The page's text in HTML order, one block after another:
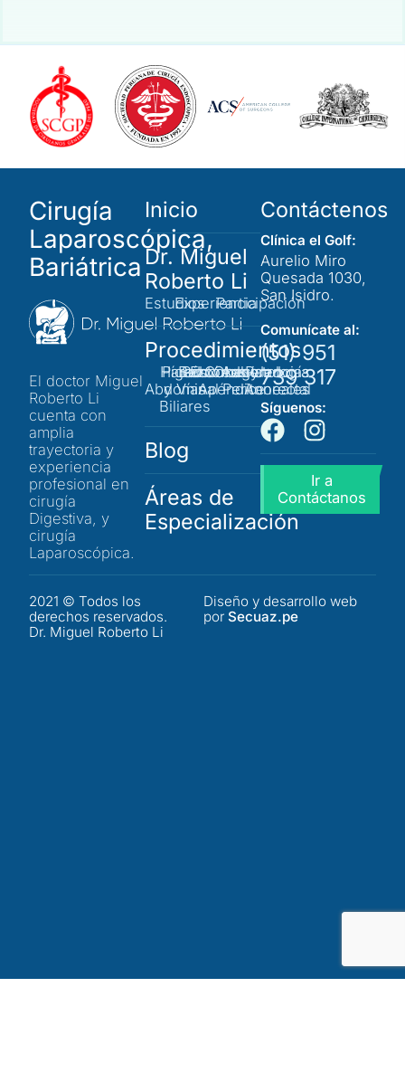
Cirugía
Laparoscópica,
Bariátrica
El doctor Miguel
Roberto Li
cuenta con
amplia
trayectoria y
experiencia
profesional en
cirugía
Digestiva, y
cirugía
Laparoscópica.
Inicio
Dr. Miguel
Roberto Li
EstudiosExperienciaParticipación
Procedimientos
Pared
Abdominal
Hígado
y Vías
Biliares
Bazo
Páncreas
Estómago
Colon y
Apéndice
Obesidad
Adherencias
Peritoneales
Patología
Anorectal
Blog
Áreas de
Especialización
Contáctenos
Clínica el Golf:
Aurelio Miro
Quesada 1030,
San Isidro.
Comunícate al:
(51) 951
739 317
Síguenos:
Ir a
Contáctanos
2021 © Todos los
derechos reservados.
Dr. Miguel Roberto Li
Diseño y desarrollo web
por Secuaz.pe